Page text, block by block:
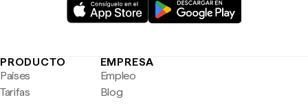
PRODUCTO
Países
Tarifas
EMPRESA
Empleo
Blog